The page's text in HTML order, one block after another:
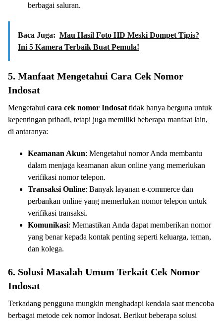
berbagai saluran.
Baca Juga: Mau Hasil Foto HD Meski Dompet Tipis?
Ini 5 Kamera Terbaik Buat Pemula!
5. Manfaat Mengetahui Cara Cek Nomor
Indosat
Mengetahui cara cek nomor Indosat tidak hanya berguna untuk
kepentingan pribadi, tetapi juga memiliki beberapa manfaat lain,
di antaranya:
Keamanan Akun: Mengetahui nomor Anda membantu
dalam menjaga keamanan akun online yang memerlukan
verifikasi nomor telepon.
Transaksi Online: Banyak layanan e-commerce dan
perbankan online yang memerlukan nomor telepon untuk
verifikasi transaksi.
Komunikasi: Memastikan Anda dapat memberikan nomor
yang benar kepada kontak penting seperti keluarga, teman,
dan kolega.
6. Solusi Masalah Umum Terkait Cek Nomor
Indosat
Terkadang pengguna mungkin menghadapi kendala saat mencoba
berbagai metode cek nomor Indosat. Berikut beberapa solusi